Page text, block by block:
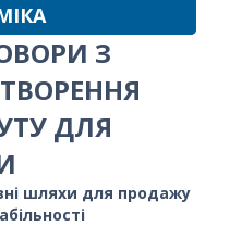
З
ДЛЯ
шляхи для продажу